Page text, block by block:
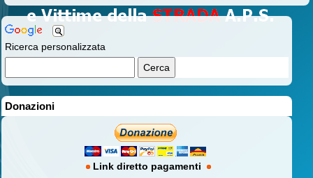
Ricerca personalizzata
Donazioni
Link diretto pagamenti